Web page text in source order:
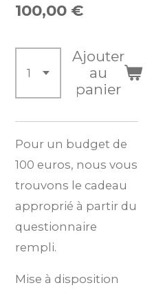
100,00 €
Ajouter
au
panier
Pour un budget de
100 euros, nous vous
trouvons le cadeau
approprié à partir du
questionnaire
rempli.
Mise à disposition